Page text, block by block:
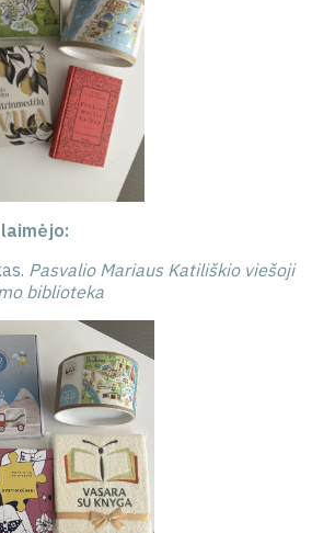
Pasvalio Mariaus Katiliškio viešoji
biblioteka